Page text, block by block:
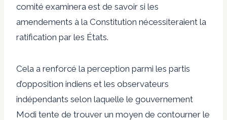
comité examinera est de savoir si les
amendements à la Constitution nécessiteraient la
ratification par les États.
Cela a renforcé la perception parmi les partis
d’opposition indiens et les observateurs
indépendants selon laquelle le gouvernement
Modi tente de trouver un moyen de contourner le